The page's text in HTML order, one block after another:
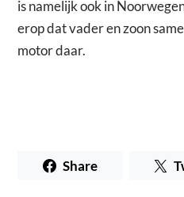
is namelijk ook in
erop dat vader en zoon
motor daar.
Share